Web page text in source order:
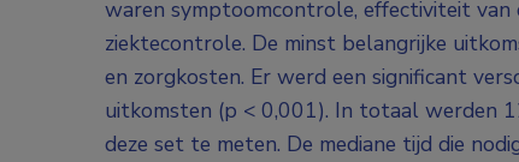
waren symptoomcontrole, effectiviteit
ziektecontrole. De minst belangrijke
en zorgkosten. Er werd een significant
uitkomsten (p < 0,001). In totaal werden
deze set te meten. De mediane tijd die